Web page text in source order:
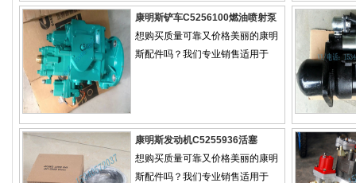
康明斯铲车C5256100燃油喷射泵
想购买质量可靠又价格美丽的康明
斯配件吗？我们专业销售适用于
康明斯发动机C5255936活塞
想购买质量可靠又价格美丽的康明
斯配件吗？我们专业销售适用于